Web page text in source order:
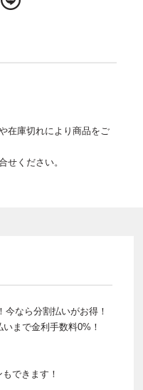
在庫切れにより商品をご
せください。
なら分割払いがお得！
まで金利手数料0%！
できます！